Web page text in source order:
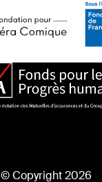
© Copyright 2026